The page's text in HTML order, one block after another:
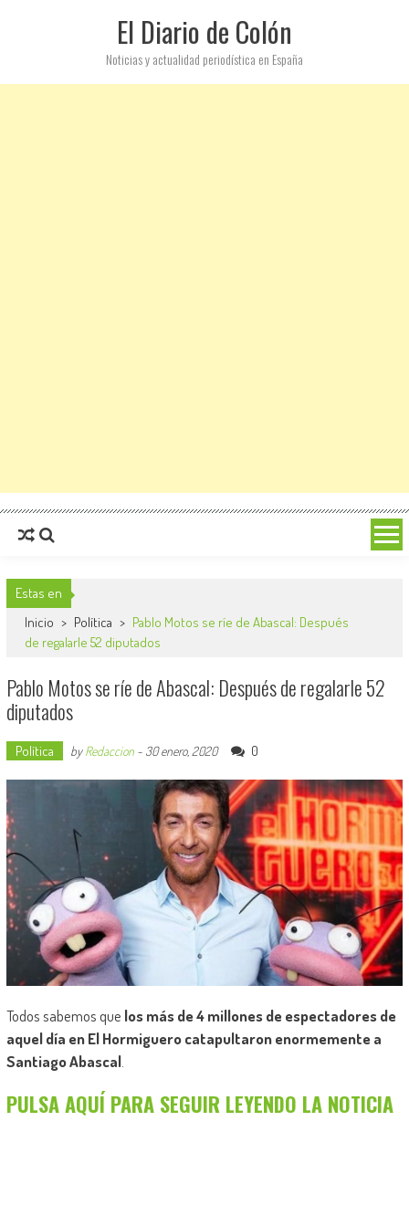
El Diario de Colón
Noticias y actualidad periodística en España
Estas en
Inicio > Política > Pablo Motos se ríe de Abascal: Después
de regalarle 52 diputados
Pablo Motos se ríe de Abascal: Después de regalarle 52
diputados
Política byRedaccion- 30 enero, 2020 0
Todos sabemos que los más de 4 millones de espectadores de
aquel día en El Hormiguero catapultaron enormemente a
Santiago Abascal.
PULSA AQUÍ PARA SEGUIR LEYENDO LA NOTICIA